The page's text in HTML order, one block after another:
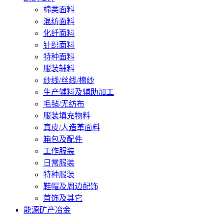
棉类面料
混纺面料
化纤面料
针织面料
特种面料
服装辅料
纱线/丝线/棉纱
生产辅料及辅助加工
毛毡/无纺布
服装填充物料
真皮/人造革面料
箱包及配件
工作服装
日常服装
特种服装
鞋帽及周边配饰
首饰及其它
能源矿产冶金